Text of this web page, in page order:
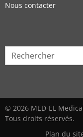
Nous contacter
© 2026 MED-EL
Tous droits réservés.
Plan du